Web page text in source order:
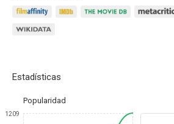
Estadísticas
Popularidad
1209